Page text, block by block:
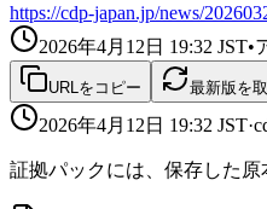
https://cdp-japan.jp/news/
2026年4月12日 19:32 JST•
URLをコピー 最新版を
2026年4月12日 19:32 JST·
証拠パックには、保存した